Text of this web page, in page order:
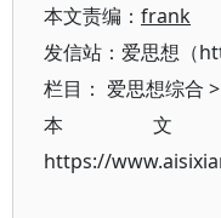
本文责编： frank
发信站：爱思想（
栏目： 爱思想综合 >
本
https://